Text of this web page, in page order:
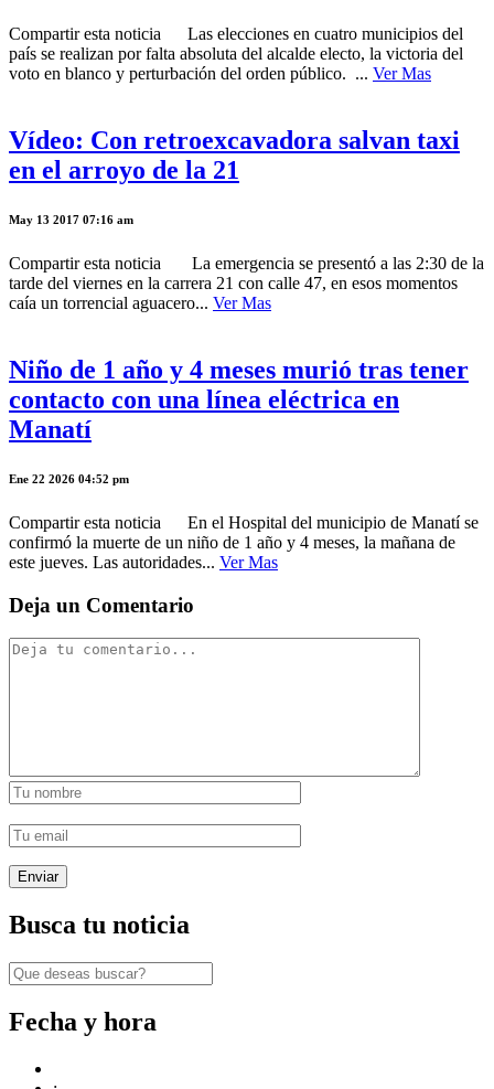
Compartir esta noticia Las elecciones en cuatro municipios del
país se realizan por falta absoluta del alcalde electo, la victoria del
voto en blanco y perturbación del orden público. ... Ver Mas
Vídeo: Con retroexcavadora salvan taxi
en el arroyo de la 21
May 13 2017 07:16 am
Compartir esta noticia La emergencia se presentó a las 2:30 de la
tarde del viernes en la carrera 21 con calle 47, en esos momentos
caía un torrencial aguacero... Ver Mas
Niño de 1 año y 4 meses murió tras tener
contacto con una línea eléctrica en
Manatí
Ene 22 2026 04:52 pm
Compartir esta noticia En el Hospital del municipio de Manatí se
confirmó la muerte de un niño de 1 año y 4 meses, la mañana de
este jueves. Las autoridades... Ver Mas
Deja un Comentario
Busca tu noticia
Fecha y hora